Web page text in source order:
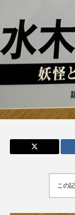
この